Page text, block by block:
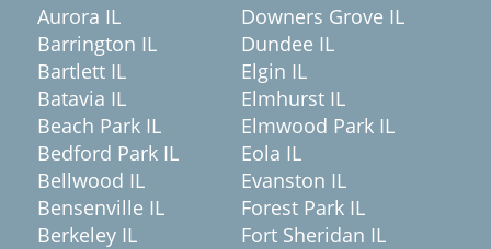
Aurora IL
Barrington IL
Bartlett IL
Batavia IL
Beach Park IL
Bedford Park IL
Bellwood IL
Bensenville IL
Berkeley IL
Downers Grove IL
Dundee IL
Elgin IL
Elmhurst IL
Elmwood Park IL
Eola IL
Evanston IL
Forest Park IL
Fort Sheridan IL